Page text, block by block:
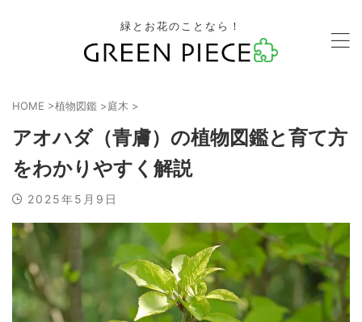
緑とお花のことなら！
HOME >植物図鑑 >庭木 >
アオハダ（青膚）の植物図鑑と育て方
をわかりやすく解説
2025年5月9日